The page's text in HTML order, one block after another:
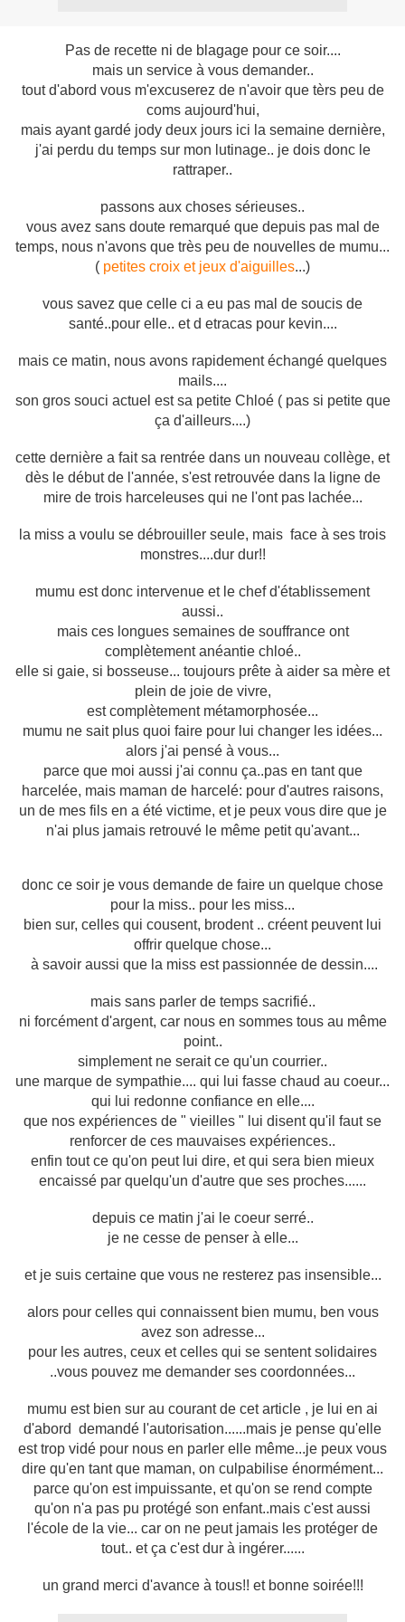
Pas de recette ni de blagage pour ce soir....
mais un service à vous demander..
tout d'abord vous m'excuserez de n'avoir que tèrs peu de
coms aujourd'hui,
mais ayant gardé jody deux jours ici la semaine dernière,
j'ai perdu du temps sur mon lutinage.. je dois donc le
rattraper..
passons aux choses sérieuses..
vous avez sans doute remarqué que depuis pas mal de
temps, nous n'avons que très peu de nouvelles de mumu...
( petites croix et jeux d'aiguilles...)
vous savez que celle ci a eu pas mal de soucis de
santé..pour elle.. et d etracas pour kevin....
mais ce matin, nous avons rapidement échangé quelques
mails....
son gros souci actuel est sa petite Chloé ( pas si petite que
ça d'ailleurs....)
cette dernière a fait sa rentrée dans un nouveau collège, et
dès le début de l'année, s'est retrouvée dans la ligne de
mire de trois harceleuses qui ne l'ont pas lachée...
la miss a voulu se débrouiller seule, mais face à ses trois
monstres....dur dur!!
mumu est donc intervenue et le chef d'établissement
aussi..
mais ces longues semaines de souffrance ont
complètement anéantie chloé..
elle si gaie, si bosseuse... toujours prête à aider sa mère et
plein de joie de vivre,
est complètement métamorphosée...
mumu ne sait plus quoi faire pour lui changer les idées...
alors j'ai pensé à vous...
parce que moi aussi j'ai connu ça..pas en tant que
harcelée, mais maman de harcelé: pour d'autres raisons,
un de mes fils en a été victime, et je peux vous dire que je
n'ai plus jamais retrouvé le même petit qu'avant...
donc ce soir je vous demande de faire un quelque chose
pour la miss.. pour les miss...
bien sur, celles qui cousent, brodent .. créent peuvent lui
offrir quelque chose...
à savoir aussi que la miss est passionnée de dessin....
mais sans parler de temps sacrifié..
ni forcément d'argent, car nous en sommes tous au même
point..
simplement ne serait ce qu'un courrier..
une marque de sympathie.... qui lui fasse chaud au coeur...
qui lui redonne confiance en elle....
que nos expériences de " vieilles " lui disent qu'il faut se
renforcer de ces mauvaises expériences..
enfin tout ce qu'on peut lui dire, et qui sera bien mieux
encaissé par quelqu'un d'autre que ses proches......
depuis ce matin j'ai le coeur serré..
je ne cesse de penser à elle...
et je suis certaine que vous ne resterez pas insensible...
alors pour celles qui connaissent bien mumu, ben vous
avez son adresse...
pour les autres, ceux et celles qui se sentent solidaires
..vous pouvez me demander ses coordonnées...
mumu est bien sur au courant de cet article , je lui en ai
d'abord demandé l'autorisation......mais je pense qu'elle
est trop vidé pour nous en parler elle même...je peux vous
dire qu'en tant que maman, on culpabilise énormément...
parce qu'on est impuissante, et qu'on se rend compte
qu'on n'a pas pu protégé son enfant..mais c'est aussi
l'école de la vie... car on ne peut jamais les protéger de
tout.. et ça c'est dur à ingérer......
un grand merci d'avance à tous!! et bonne soirée!!!